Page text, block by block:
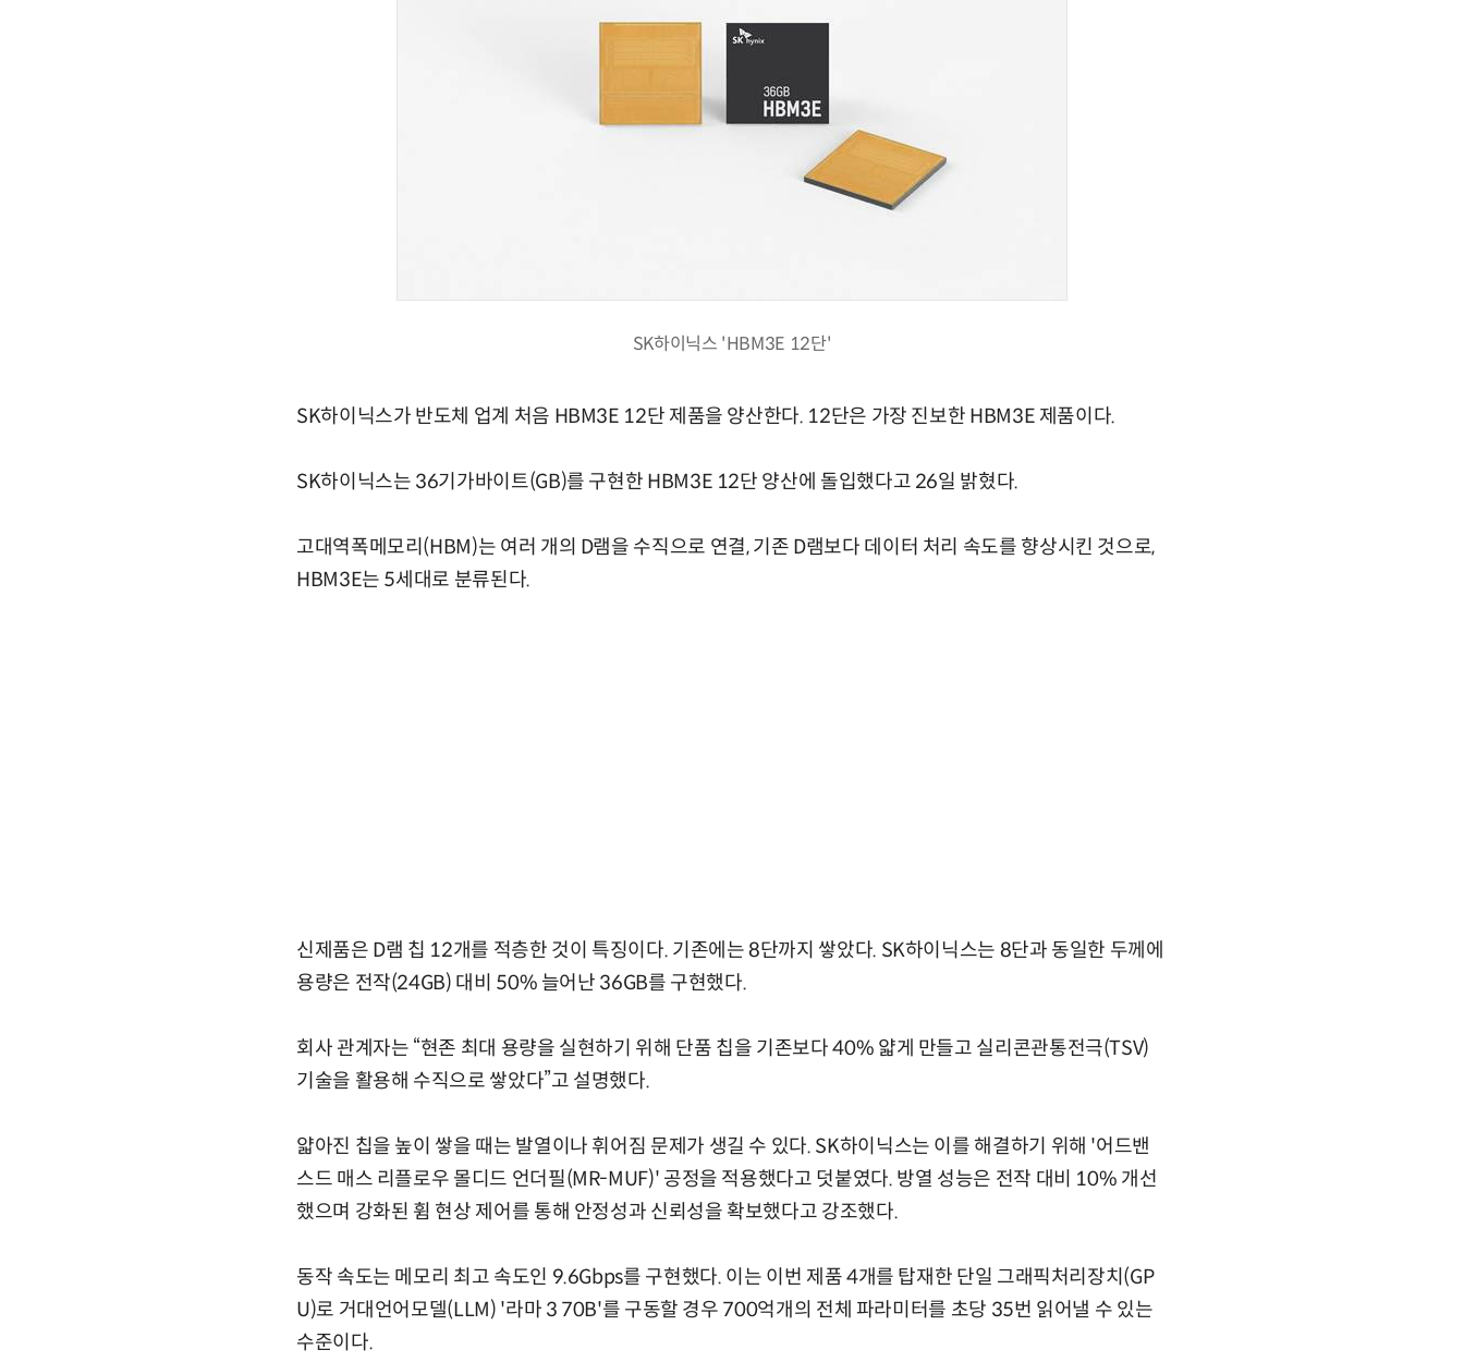
SK하이닉스 'HBM3E 12단'
SK하이닉스가 반도체 업계 처음 HBM3E 12단 제품을 양산한다. 12단은 가장 진보한 HBM3E 제품이다.
SK하이닉스는 36기가바이트(GB)를 구현한 HBM3E 12단 양산에 돌입했다고 26일 밝혔다.
고대역폭메모리(HBM)는 여러 개의 D램을 수직으로 연결, 기존 D램보다 데이터 처리 속도를 향상시킨 것으로,
HBM3E는 5세대로 분류된다.
신제품은 D램 칩 12개를 적층한 것이 특징이다. 기존에는 8단까지 쌓았다. SK하이닉스는 8단과 동일한 두께에
용량은 전작(24GB) 대비 50% 늘어난 36GB를 구현했다.
회사 관계자는 “현존 최대 용량을 실현하기 위해 단품 칩을 기존보다 40% 얇게 만들고 실리콘관통전극(TSV)
기술을 활용해 수직으로 쌓았다”고 설명했다.
얇아진 칩을 높이 쌓을 때는 발열이나 휘어짐 문제가 생길 수 있다. SK하이닉스는 이를 해결하기 위해 '어드밴
스드 매스 리플로우 몰디드 언더필(MR-MUF)' 공정을 적용했다고 덧붙였다. 방열 성능은 전작 대비 10% 개선
했으며 강화된 휨 현상 제어를 통해 안정성과 신뢰성을 확보했다고 강조했다.
동작 속도는 메모리 최고 속도인 9.6Gbps를 구현했다. 이는 이번 제품 4개를 탑재한 단일 그래픽처리장치(GP
U)로 거대언어모델(LLM) '라마 3 70B'를 구동할 경우 700억개의 전체 파라미터를 초당 35번 읽어낼 수 있는
수준이다.